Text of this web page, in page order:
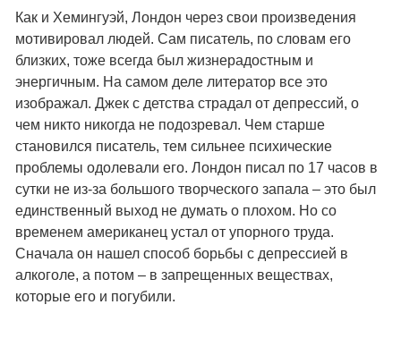
Как и Хемингуэй, Лондон через свои произведения
мотивировал людей. Сам писатель, по словам его
близких, тоже всегда был жизнерадостным и
энергичным. На самом деле литератор все это
изображал. Джек с детства страдал от депрессий, о
чем никто никогда не подозревал. Чем старше
становился писатель, тем сильнее психические
проблемы одолевали его. Лондон писал по 17 часов в
сутки не из-за большого творческого запала – это был
единственный выход не думать о плохом. Но со
временем американец устал от упорного труда.
Сначала он нашел способ борьбы с депрессией в
алкоголе, а потом – в запрещенных веществах,
которые его и погубили.